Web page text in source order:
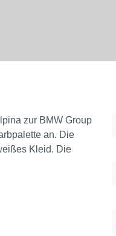
zur BMW Group
an. Die
Kleid. Die